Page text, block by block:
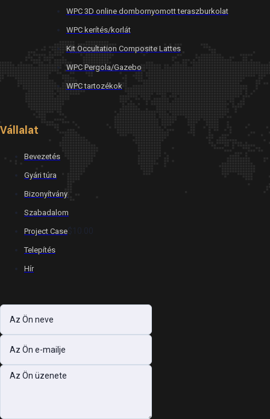
WPC 3D online dombornyomott teraszburkolat
WPC kerítés/korlát
Kit Occultation Composite Lattes
WPC Pergola/Gazebo
WPC tartozékok
Vállalat
Bevezetés
Gyári túra
Bizonyítvány
Szabadalom
Project Case$10.00
Telepítés
Hír